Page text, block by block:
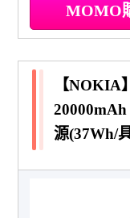
MOMO
【NOKIA
源(37Wh/